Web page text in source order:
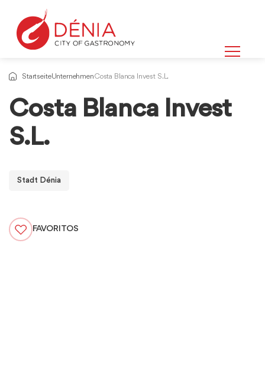
StartseiteUnternehmenCosta Blanca Invest S.L.
Costa Blanca Invest
S.L.
Stadt Dénia
FAVORITOS